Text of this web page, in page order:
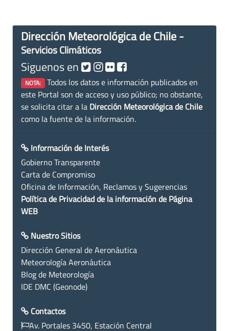
Dirección Meteorológica de Chile -
Servicios Climáticos
Siguenos en
NOTA: Todos los datos e información publicados en
este Portal son de acceso y uso público; no obstante,
se solicita citar a la Dirección Meteorológica de Chile
como la fuente de la información.
Información de Interés
Gobierno Transparente
Carta de Compromiso
Oficina de Información, Reclamos y Sugerencias
Política de Privacidad de la información de Página
WEB
Nuestro Sitios
Dirección General de Aeronáutica
Meteorología Aeronáutica
Blog de Meteorología
IDE DMC (Geonode)
Contactos
Av. Portales 3450, Estación Central